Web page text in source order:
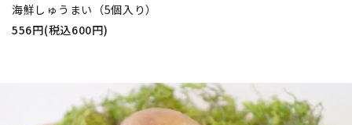
海鮮しゅうまい（5個入り）
556円(税込600円)